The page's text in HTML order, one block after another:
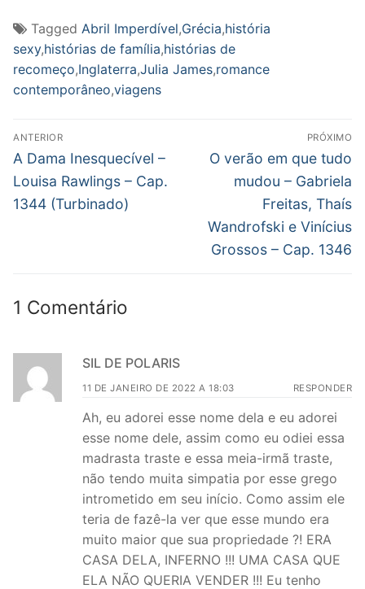
Tagged Abril Imperdível,Grécia,história
sexy,histórias de família,histórias de
recomeço,Inglaterra,Julia James,romance
contemporâneo,viagens
Navegação
de
Post
ANTERIOR
Post
anterior:
A Dama Inesquecível –
Louisa Rawlings – Cap.
1344 (Turbinado)
PRÓXIMO
Próximo
post:
O verão em que tudo
mudou – Gabriela
Freitas, Thaís
Wandrofski e Vinícius
Grossos – Cap. 1346
1 Comentário
SIL DE POLARIS
11 DE JANEIRO DE 2022 A 18:03 RESPONDER
Ah, eu adorei esse nome dela e eu adorei
esse nome dele, assim como eu odiei essa
madrasta traste e essa meia-irmã traste,
não tendo muita simpatia por esse grego
intrometido em seu início. Como assim ele
teria de fazê-la ver que esse mundo era
muito maior que sua propriedade ?! ERA
CASA DELA, INFERNO !!! UMA CASA QUE
ELA NÃO QUERIA VENDER !!! Eu tenho